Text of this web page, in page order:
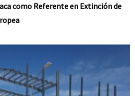
como Referente en Extinción de